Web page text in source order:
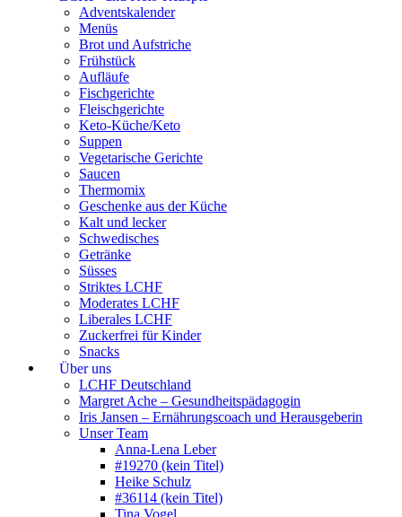
Adventskalender
Menüs
Brot und Aufstriche
Frühstück
Aufläufe
Fischgerichte
Fleischgerichte
Keto-Küche/Keto
Suppen
Vegetarische Gerichte
Saucen
Thermomix
Geschenke aus der Küche
Kalt und lecker
Schwedisches
Getränke
Süsses
Striktes LCHF
Moderates LCHF
Liberales LCHF
Zuckerfrei für Kinder
Snacks
Über uns
LCHF Deutschland
Margret Ache – Gesundheitspädagogin
Iris Jansen – Ernährungscoach und Herausgeberin
Unser Team
Anna-Lena Leber
#19270 (kein Titel)
Heike Schulz
#36114 (kein Titel)
Tina Vogel